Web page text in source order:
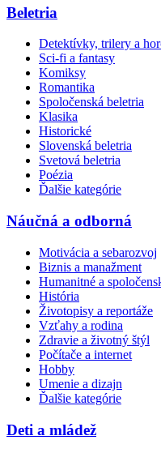
Beletria
Detektívky, trilery a
Sci-fi a fantasy
Komiksy
Romantika
Spoločenská beletria
Klasika
Historické
Slovenská beletria
Svetová beletria
Poézia
Ďalšie kategórie
Náučná a odborná
Motivácia a sebarozvoj
Biznis a manažment
Humanitné a
História
Životopisy a reportáže
Vzťahy a rodina
Zdravie a životný štýl
Počítače a internet
Hobby
Umenie a dizajn
Ďalšie kategórie
Deti a mládež